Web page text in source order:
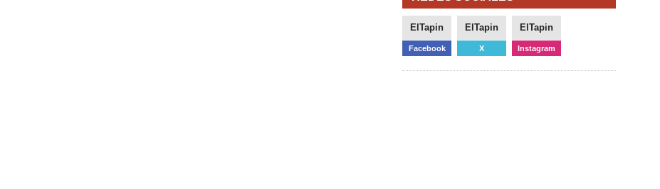
ElTapin
Facebook
ElTapin
X
ElTapin
Instagram